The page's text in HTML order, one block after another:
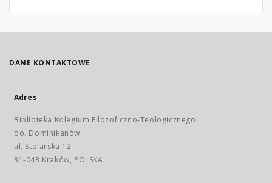
DANE KONTAKTOWE
Adres
Biblioteka Kolegium Filozoficzno-Teologicznego
oo. Dominikanów
ul. Stolarska 12
31-043 Kraków, POLSKA